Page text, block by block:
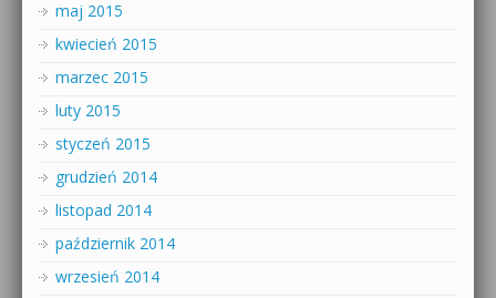
maj 2015
kwiecień 2015
marzec 2015
luty 2015
styczeń 2015
grudzień 2014
listopad 2014
październik 2014
wrzesień 2014